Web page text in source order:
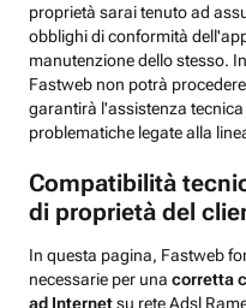
proprietà sarai tenuto ad
obblighi di conformità
manutenzione dello stesso.
Fastweb non potrà
garantirà l'assistenza
problematiche legate alla
Compatibilità
di proprietà del
In questa pagina, Fastweb
necessarie per una corretta
ad Internetsu rete Adsl